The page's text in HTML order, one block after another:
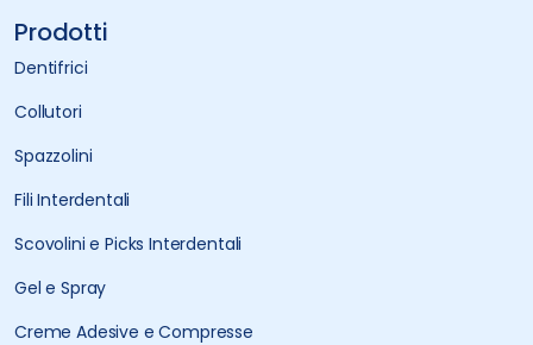
Prodotti
Dentifrici
Collutori
Spazzolini
Fili Interdentali
Scovolini e Picks Interdentali
Gel e Spray
Creme Adesive e Compresse